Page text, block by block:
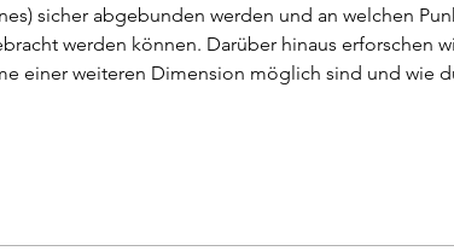
sicher abgebunden werden und an welchen
werden können. Darüber hinaus erforschen
einer weiteren Dimension möglich sind und wie